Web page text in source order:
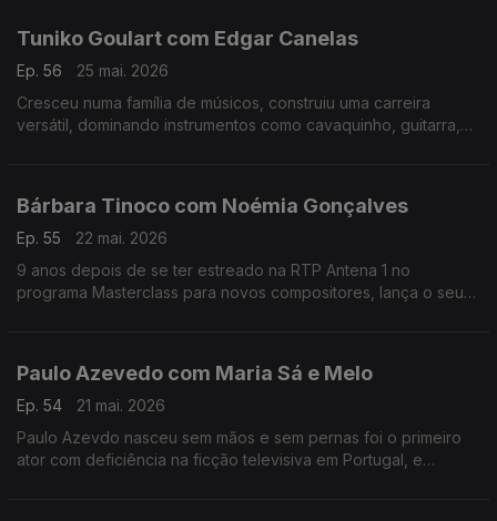
Tuniko Goulart com Edgar Canelas
Ep. 56
25 mai. 2026
Cresceu numa família de músicos, construiu uma carreira
versátil, dominando instrumentos como cavaquinho, guitarra,
Bárbara Tinoco com Noémia Gonçalves
Ep. 55
22 mai. 2026
9 anos depois de se ter estreado na RTP Antena 1 no
programa Masterclass para novos compositores, lança o seu
Paulo Azevedo com Maria Sá e Melo
Ep. 54
21 mai. 2026
Paulo Azevdo nasceu sem mãos e sem pernas foi o primeiro
ator com deficiência na ficção televisiva em Portugal, e